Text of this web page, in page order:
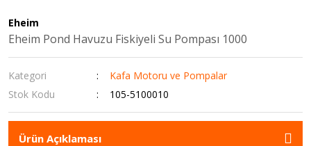
Eheim
Eheim Pond Havuzu Fiskiyeli Su Pompası 1000
Kategori
Kafa Motoru ve Pompalar
Stok Kodu
105-5100010
Ürün Açıklaması